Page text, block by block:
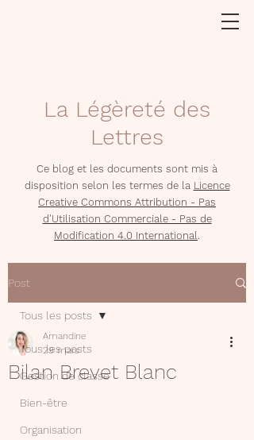
La Légèreté des
Lettres
Ce blog et les documents sont mis à
disposition selon les termes de la Licence
Creative Commons Attribution - Pas
d'Utilisation Commerciale - Pas de
Modification 4.0 International.
Post
Tous les posts
Gestion de classe
Bien-être
Organisation
Tous les posts
Bilan Brevet Blanc
Amandine
29 mars